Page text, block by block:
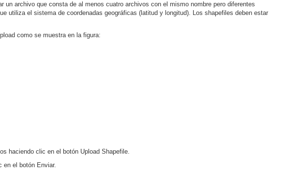
archivo que consta de al menos cuatro archivos con el mismo nombre pero diferentes
utiliza el sistema de coordenadas geográficas (latitud y longitud). Los shapefiles deben estar
como se muestra en la figura:
haciendo clic en el botón Upload Shapefile.
el botón Enviar.